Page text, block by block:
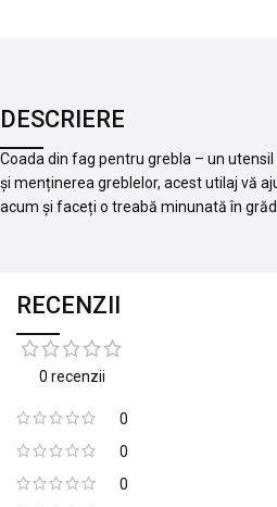
DESCRIERE
Coada din fag pentru grebla – un
și menținerea greblelor, acest utilaj vă
acum și faceți o treabă minunată în
RECENZII
0 recenzii
0
0
0